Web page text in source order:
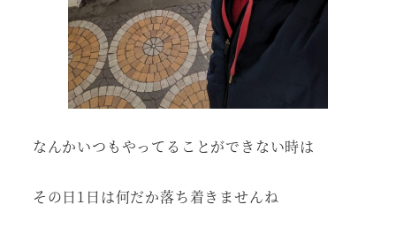
なんかいつもやってることができない時は
その日1日は何だか落ち着きませんね